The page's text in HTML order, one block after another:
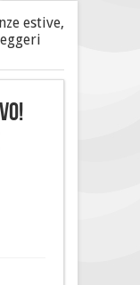
estive,